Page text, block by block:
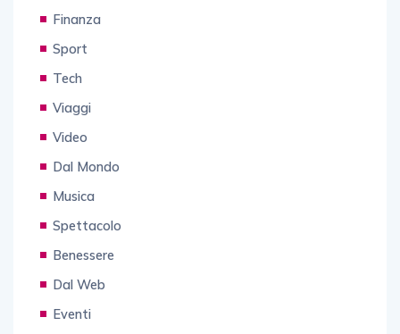
Finanza
Sport
Tech
Viaggi
Video
Dal Mondo
Musica
Spettacolo
Benessere
Dal Web
Eventi